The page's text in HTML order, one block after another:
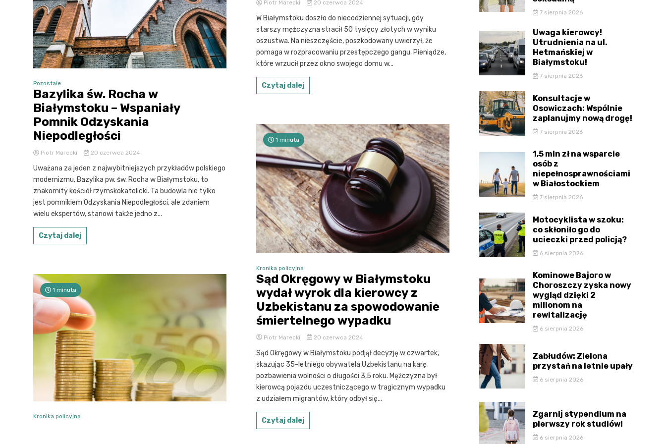
Pozostałe
Bazylika św. Rocha w
Białymstoku – Wspaniały
Pomnik Odzyskania
Niepodległości
Piotr Marecki 20 czerwca 2024
Uważana za jeden z najwybitniejszych przykładów polskiego
modernizmu, Bazylika pw. św. Rocha w Białymstoku, to
znakomity kościół rzymskokatolicki. Ta budowla nie tylko
jest pomnikiem Odzyskania Niepodległości, ale zdaniem
wielu ekspertów, stanowi także jedno z...
Czytaj dalej
1 minuta
Kronika policyjna
Piotr Marecki 20 czerwca 2024
W Białymstoku doszło do niecodziennej sytuacji, gdy
starszy mężczyzna stracił 50 tysięcy złotych w wyniku
oszustwa. Na nieszczęście, poszkodowany uwierzył, że
pomaga w rozpracowaniu przestępczego gangu. Pieniądze,
które wrzucił przez okno swojego domu w...
Czytaj dalej
1 minuta
Kronika policyjna
Sąd Okręgowy w Białymstoku
wydał wyrok dla kierowcy z
Uzbekistanu za spowodowanie
śmiertelnego wypadku
Piotr Marecki 20 czerwca 2024
Sąd Okręgowy w Białymstoku podjął decyzję w czwartek,
skazując 35-letniego obywatela Uzbekistanu na karę
pozbawienia wolności o długości 3,5 roku. Mężczyzna był
kierowcą pojazdu uczestniczącego w tragicznym wypadku
z udziałem migrantów, który odbył się...
Czytaj dalej
7 sierpnia 2026
Uwaga kierowcy!
Utrudnienia na ul.
Hetmańskiej w
Białymstoku!
7 sierpnia 2026
Konsultacje w
Osowiczach: Wspólnie
zaplanujmy nową drogę!
7 sierpnia 2026
1,5 mln zł na wsparcie
osób z
niepełnosprawnościami
w Białostockiem
7 sierpnia 2026
Motocyklista w szoku:
co skłoniło go do
ucieczki przed policją?
6 sierpnia 2026
Kominowe Bajoro w
Choroszczy zyska nowy
wygląd dzięki 2
milionom na
rewitalizację
6 sierpnia 2026
Zabłudów: Zielona
przystań na letnie upały
6 sierpnia 2026
Zgarnij stypendium na
pierwszy rok studiów!
6 sierpnia 2026